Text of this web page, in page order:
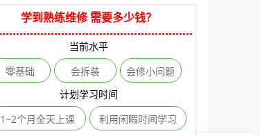
学到熟练维修 需要多少钱？
当前水平
零基础
会拆装
会修小问题
计划学习时间
1~2个月全天上课
利用闲暇时间学习